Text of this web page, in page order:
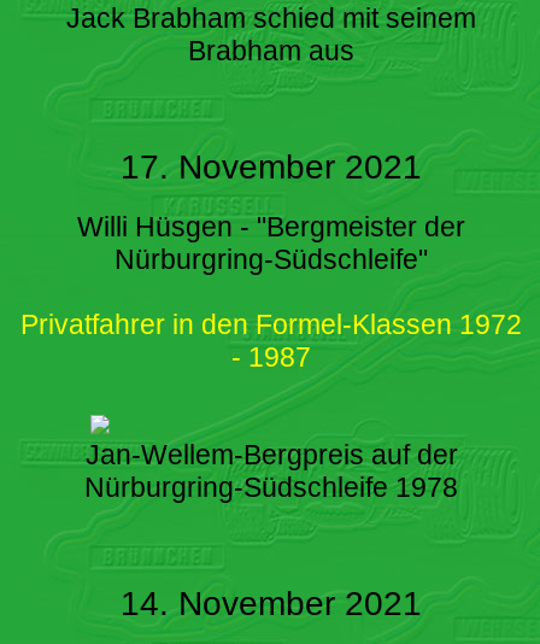
Jack Brabham schied mit seinem
Brabham aus
17. November 2021
Willi Hüsgen - "Bergmeister der
Nürburgring-Südschleife"
Privatfahrer in den Formel-Klassen 1972
- 1987
Jan-Wellem-Bergpreis auf der
Nürburgring-Südschleife 1978
14. November 2021